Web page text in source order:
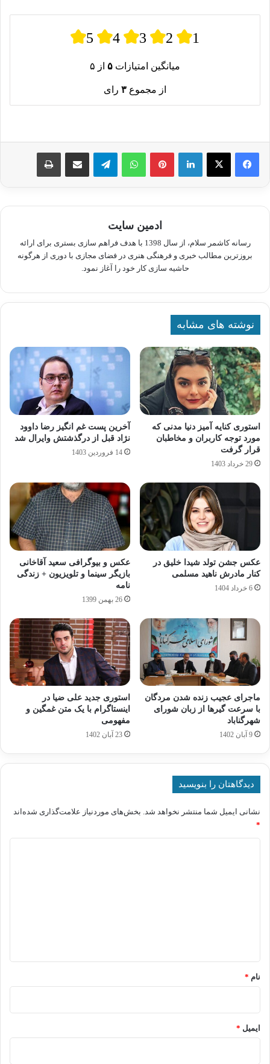
5 4 3 2 1
میانگین امتیازات ۵ از ۵
از مجموع ۳ رای
لینکدین پینترستواتس آپ تلگرام اشتراک گذاری از طریق ایمیل چاپ
ادمین سایت
رسانه کاشمر سلام، از سال 1398 با هدف فراهم سازی بستری برای ارائه
بروزترین مطالب خبری و فرهنگی هنری در فضای مجازی با دوری از هرگونه
حاشیه سازی کار خود را آغاز نمود.
نوشته های مشابه
استوری کنایه آمیز دنیا مدنی که
مورد توجه کاربران و مخاطبان
قرار گرفت
29 خرداد 1403
آخرین پست غم انگیز رضا داوود
نژاد قبل از درگذشتش وایرال شد
14 فروردین 1403
عکس جشن تولد شیدا خلیق در
کنار مادرش ناهید مسلمی
6 خرداد 1404
عکس و بیوگرافی سعید آقاخانی
بازیگر سینما و تلویزیون + زندگی
نامه
26 بهمن 1399
ماجرای عجیب زنده شدن مردگان
با سرعت گیرها از زبان شورای
شهرگناباد
9 آبان 1402
استوری جدید علی ضیا در
اینستاگرام با یک متن غمگین و
مفهومی
23 آبان 1402
دیدگاهتان را بنویسید
نشانی ایمیل شما منتشر نخواهد شد. بخش‌های موردنیاز علامت‌گذاری شده‌اند
*
نام *
ایمیل *